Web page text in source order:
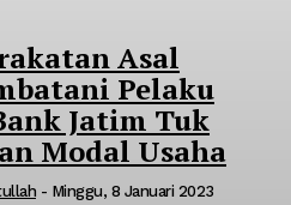
Asal
Pelaku
Jatim Tuk
Modal Usaha
- Minggu, 8 Januari 2023